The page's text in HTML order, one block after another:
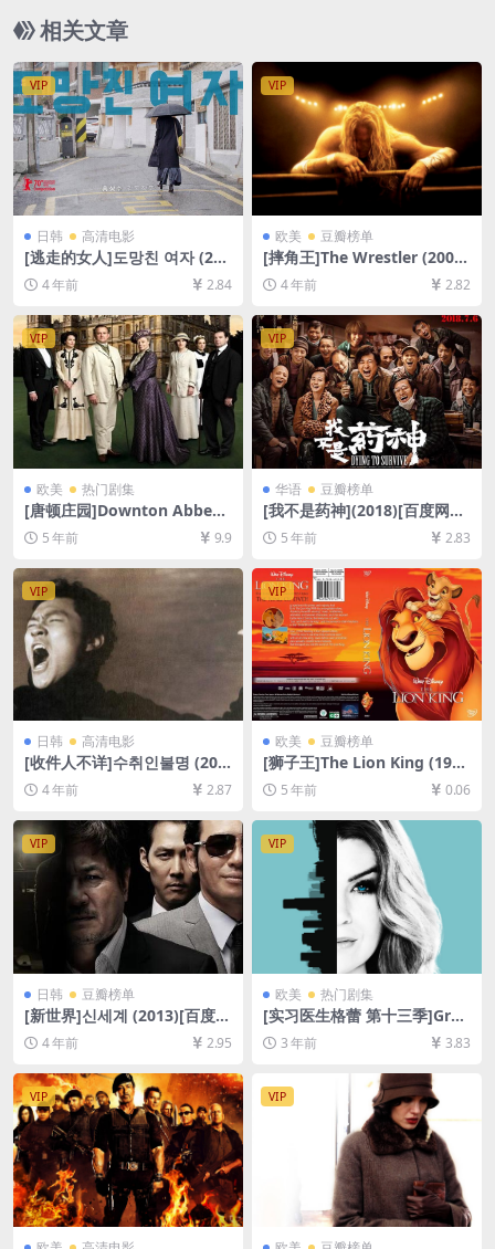
清未删减][MP4/22GB][中英字幕]
相关文章
VIP
日韩 高清电影
[逃走的女人]도망친 여자 (202
0)[百度网盘+迅雷云盘资源10
80P超清未删减][MP4/5GB]
[韩语中字]
4 年前 2.84
VIP
欧美 豆瓣榜单
[摔角王]The Wrestler (2008)
[百度网盘+迅雷云盘资源1080
P超清未删减][MP4/7GB][中
英字幕]
4 年前 2.82
VIP
欧美 热门剧集
[唐顿庄园]Downton Abbey
(全6季)[百度网盘+迅雷云盘资
源1080P超清未删减][MP4/82
5 年前 9.9
VIP
华语 豆瓣榜单
[我不是药神](2018)[百度网盘
+迅雷云盘资源1080P超清][M
P4/7.5GB][国语中字]
5 年前 2.83
VIP
日韩 高清电影
[收件人不详]수취인불명 (200
1)[百度网盘+迅雷云盘+夸克网
盘资源1080P超清未删减][MP
4/7.4GB][韩语中字]
4 年前 2.87
VIP
欧美 豆瓣榜单
[狮子王]The Lion King (199
4)[百度网盘+迅雷云盘资源10
80P超清未删减][MP4/5.7GB]
[中英字幕]
5 年前 0.06
VIP
日韩 豆瓣榜单
[新世界]신세계 (2013)[百度网
盘+夸克网盘1080P超清未删
减资源][网盘在线播放/下载]
[MP4/7.8GB][韩语中字]
4 年前 2.95
VIP
欧美 热门剧集
[实习医生格蕾 第十三季]Gre
y’s Anatomy Season 13 (20
16)[百度网盘+夸克网盘1080P
超清未删减资源][网盘在线播
放/下载][MP4/66GB][奈飞官
方中字]
3 年前 3.83
VIP VIP